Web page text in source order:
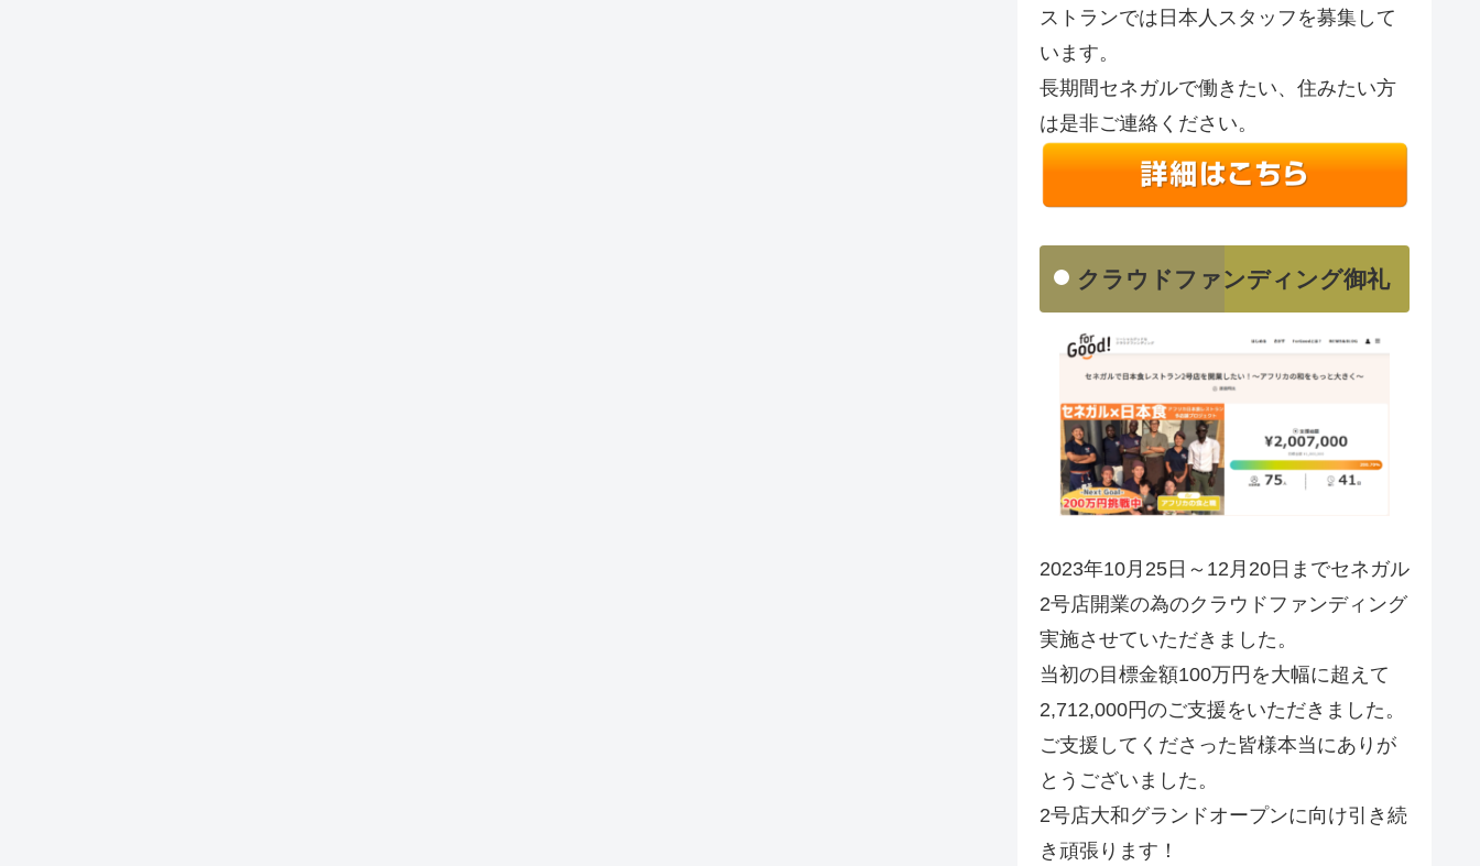
ストランでは日本人スタッフを募集して
います。
長期間セネガルで働きたい、住みたい方
は是非ご連絡ください。
クラウドファンディング御礼
2023年10月25日～12月20日までセネガル
2号店開業の為のクラウドファンディング
実施させていただきました。
当初の目標金額100万円を大幅に超えて
2,712,000円のご支援をいただきました。
ご支援してくださった皆様本当にありが
とうございました。
2号店大和グランドオープンに向け引き続
き頑張ります！